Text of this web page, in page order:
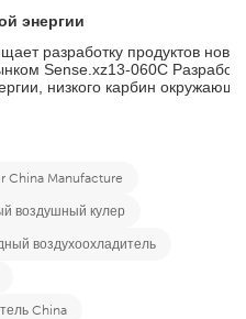
энергии
Sense.xz13-060C
низкого карбин
China Manufacture
воздушный кулер
воздухоохладитель
China